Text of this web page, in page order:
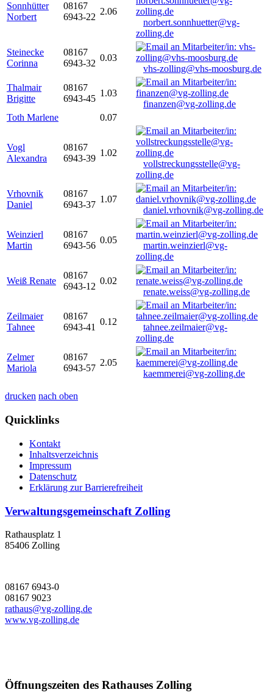
Sonnhütter
Norbert
08167
6943-22
2.06
norbert.sonnhuetter@vg-
zolling.de
Steinecke
Corinna
08167
6943-32
0.03
vhs-zolling@vhs-moosburg.de
Thalmair
Brigitte
08167
6943-45
1.03
finanzen@vg-zolling.de
Toth Marlene
0.07
Vogl
Alexandra
08167
6943-39
1.02
vollstreckungsstelle@vg-
zolling.de
Vrhovnik
Daniel
08167
6943-37
1.07
daniel.vrhovnik@vg-zolling.de
Weinzierl
Martin
08167
6943-56
0.05
martin.weinzierl@vg-
zolling.de
Weiß Renate
08167
6943-12
0.02
renate.weiss@vg-zolling.de
Zeilmaier
Tahnee
08167
6943-41
0.12
tahnee.zeilmaier@vg-
zolling.de
Zelmer
Mariola
08167
6943-57
2.05
kaemmerei@vg-zolling.de
drucken nach oben
Quicklinks
Kontakt
Inhaltsverzeichnis
Impressum
Datenschutz
Erklärung zur Barrierefreiheit
Verwaltungsgemeinschaft Zolling
Rathausplatz 1
85406 Zolling
08167 6943-0
08167 9023
rathaus@vg-zolling.de
www.vg-zolling.de
Öffnungszeiten des Rathauses Zolling